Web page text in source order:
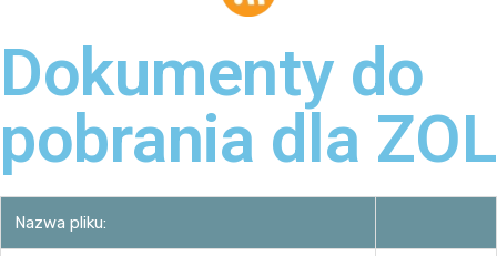
Dokumenty do
pobrania dla ZOL
Nazwa pliku: